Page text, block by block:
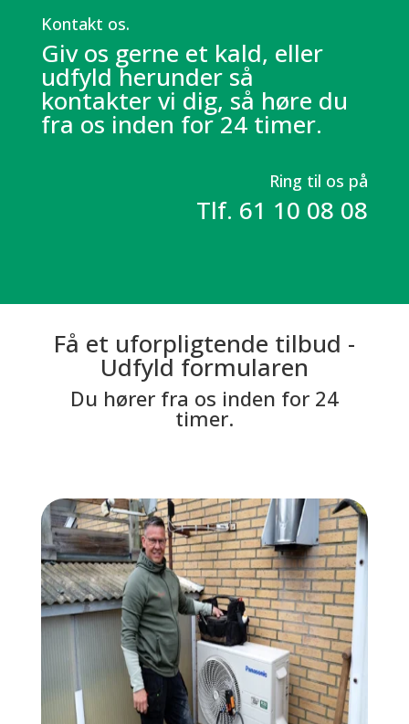
Kontakt os.
Giv os gerne et kald, eller
udfyld herunder så
kontakter vi dig, så høre du
fra os inden for 24 timer.
Ring til os på
Tlf. 61 10 08 08
Få et uforpligtende tilbud -
Udfyld formularen
Du hører fra os inden for 24
timer.